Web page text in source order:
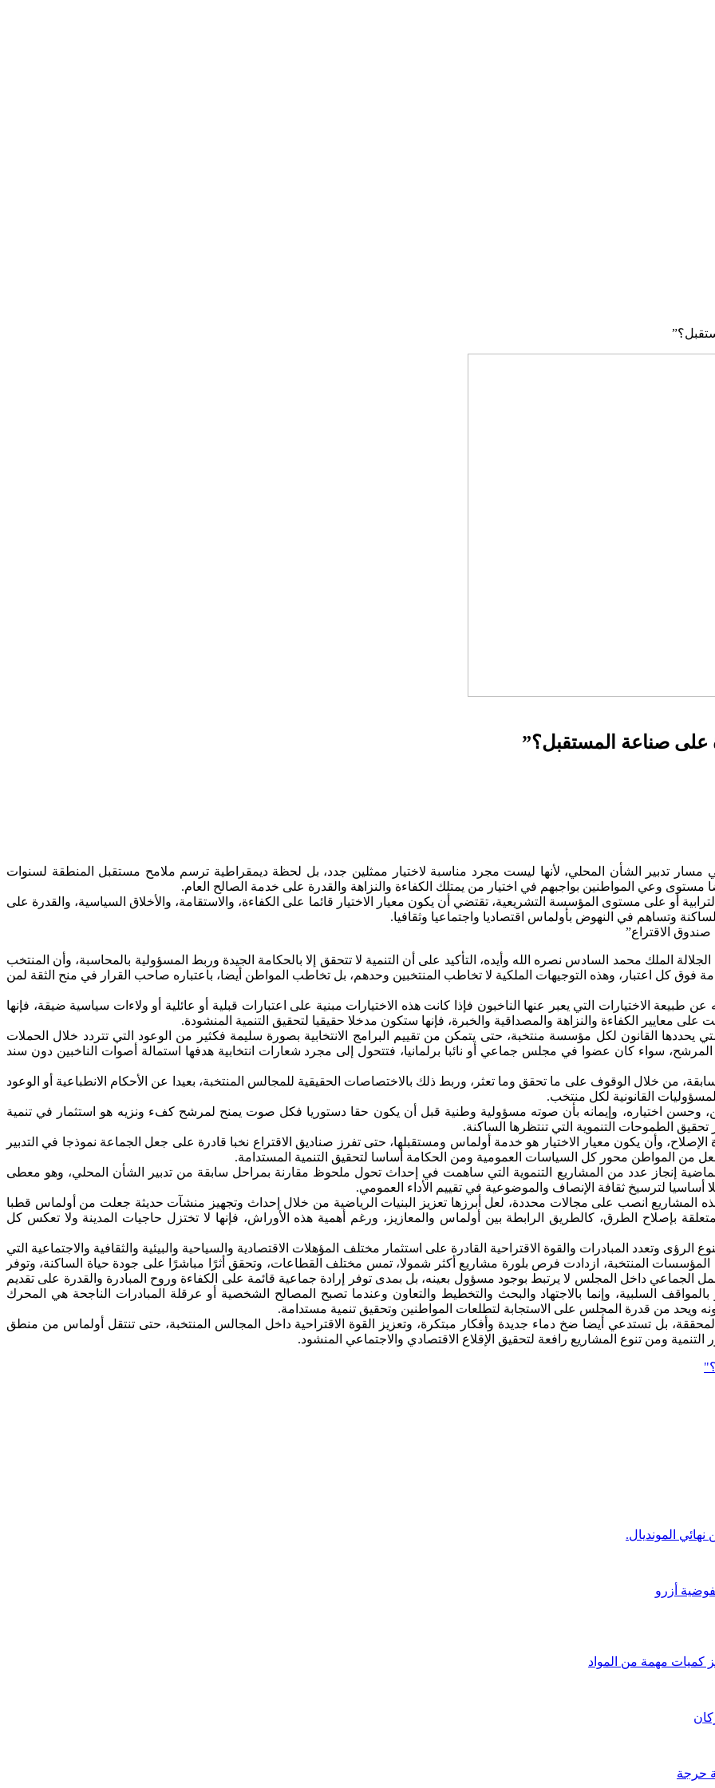
صناعة المستقبل؟”
تدبير الشأن المحلي، لأنها ليست مجرد مناسبة لاختيار ممثلين جدد، بل لحظة ديمقراطية ترسم ملامح مستقبل المنطقة لسنوات
مستوى وعي المواطنين بواجبهم في اختيار من يمتلك الكفاءة والنزاهة والقدرة على خدمة الصالح العام.
أو على مستوى المؤسسة التشريعية، تقتضي أن يكون معيار الاختيار قائما على الكفاءة، والاستقامة، والأخلاق السياسية، والقدرة على
وتساهم في النهوض بأولماس اقتصاديا واجتماعيا وثقافيا.
الاقتراع”
الملك محمد السادس نصره الله وأيده، التأكيد على أن التنمية لا تتحقق إلا بالحكامة الجيدة وربط المسؤولية بالمحاسبة، وأن المنتخب
فوق كل اعتبار، وهذه التوجيهات الملكية لا تخاطب المنتخبين وحدهم، بل تخاطب المواطن أيضا، باعتباره صاحب القرار في منح الثقة لمن
الاختيارات التي يعبر عنها الناخبون فإذا كانت هذه الاختيارات مبنية على اعتبارات قبلية أو عائلية أو ولاءات سياسية ضيقة، فإنها
معايير الكفاءة والنزاهة والمصداقية والخبرة، فإنها ستكون مدخلا حقيقيا لتحقيق التنمية المنشودة.
القانون لكل مؤسسة منتخبة، حتى يتمكن من تقييم البرامج الانتخابية بصورة سليمة فكثير من الوعود التي تتردد خلال الحملات
سواء كان عضوا في مجلس جماعي أو نائبا برلمانيا، فتتحول إلى مجرد شعارات انتخابية هدفها استمالة أصوات الناخبين دون سند
من خلال الوقوف على ما تحقق وما تعثر، وربط ذلك بالاختصاصات الحقيقية للمجالس المنتخبة، بعيدا عن الأحكام الانطباعية أو الوعود
القانونية لكل منتخب.
اختياره، وإيمانه بأن صوته مسؤولية وطنية قبل أن يكون حقا دستوريا فكل صوت يمنح لمرشح كفء ونزيه هو استثمار في تنمية
تحقيق الطموحات التنموية التي تنتظرها الساكنة.
الإصلاح، وأن يكون معيار الاختيار هو خدمة أولماس ومستقبلها، حتى تفرز صناديق الاقتراع نخبا قادرة على جعل الجماعة نموذجا في التدبير
تجعل من المواطن محور كل السياسات العمومية ومن الحكامة أساسا لتحقيق التنمية المستدامة.
إنجاز عدد من المشاريع التنموية التي ساهمت في إحداث تحول ملحوظ مقارنة بمراحل سابقة من تدبير الشأن المحلي، وهو معطى
أساسيا لترسيخ ثقافة الإنصاف والموضوعية في تقييم الأداء العمومي.
المشاريع انصب على مجالات محددة، لعل أبرزها تعزيز البنيات الرياضية من خلال إحداث وتجهيز منشآت حديثة جعلت من أولماس قطبا
بإصلاح الطرق، كالطريق الرابطة بين أولماس والمعازيز، ورغم أهمية هذه الأوراش، فإنها لا تختزل حاجيات المدينة ولا تعكس كل
وتعدد المبادرات والقوة الاقتراحية القادرة على استثمار مختلف المؤهلات الاقتصادية والسياحية والبيئية والثقافية والاجتماعية التي
المؤسسات المنتخبة، ازدادت فرص بلورة مشاريع أكثر شمولا، تمس مختلف القطاعات، وتحقق أثرًا مباشرًا على جودة حياة الساكنة، وتوفر
الجماعي داخل المجلس لا يرتبط بوجود مسؤول بعينه، بل بمدى توفر إرادة جماعية قائمة على الكفاءة وروح المبادرة والقدرة على تقديم
السلبية، وإنما بالاجتهاد والبحث والتخطيط والتعاون وعندما تصبح المصالح الشخصية أو عرقلة المبادرات الناجحة هي المحرك
من قدرة المجلس على الاستجابة لتطلعات المواطنين وتحقيق تنمية مستدامة.
بل تستدعي أيضا ضخ دماء جديدة وأفكار مبتكرة، وتعزيز القوة الاقتراحية داخل المجالس المنتخبة، حتى تنتقل أولماس من منطق
ومن تنوع المشاريع رافعة لتحقيق الإقلاع الاقتصادي والاجتماعي المنشود.
المونديال.
أزرو
كميات مهمة من المواد
حرجة